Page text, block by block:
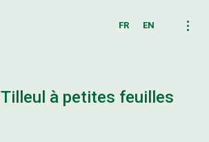
FR EN
Tilleul à petites feuilles